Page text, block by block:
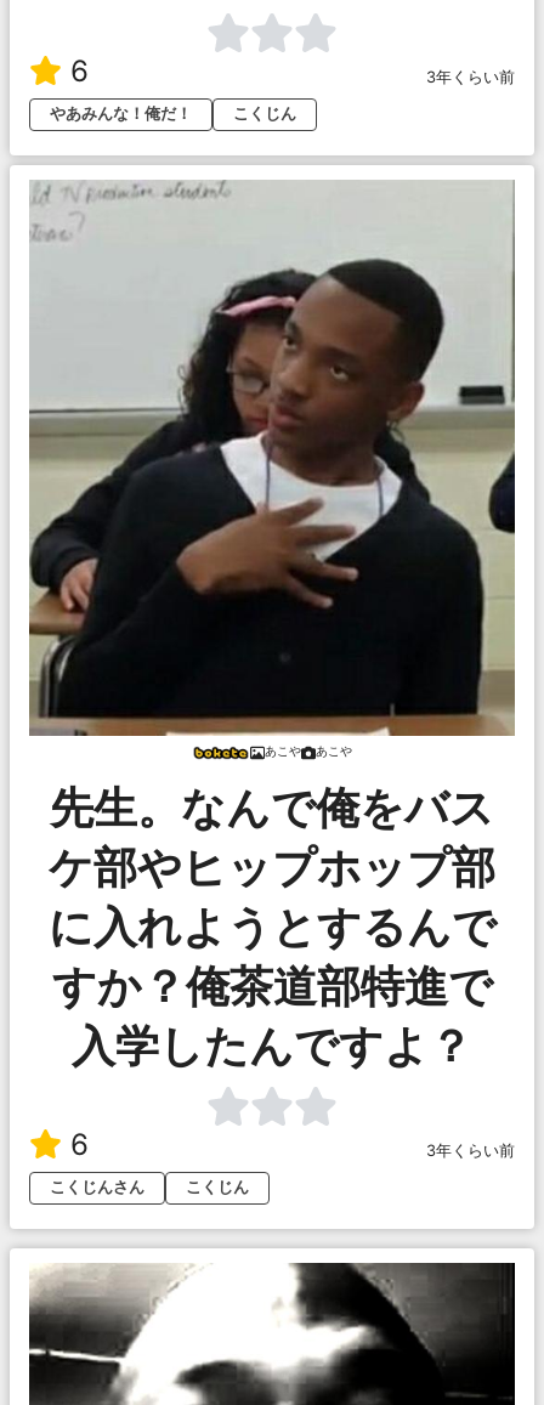
6
3年くらい前
やあみんな！俺だ！
こくじん
あこや あこや
先生。なんで俺をバス
ケ部やヒップホップ部
に入れようとするんで
すか？俺茶道部特進で
入学したんですよ？
6
3年くらい前
こくじんさん
こくじん